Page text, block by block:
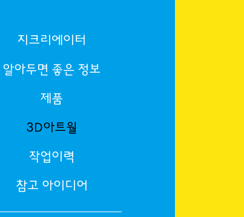
지크리에이터
알아두면 좋은 정보
제품
3D아트월
작업이력
참고 아이디어